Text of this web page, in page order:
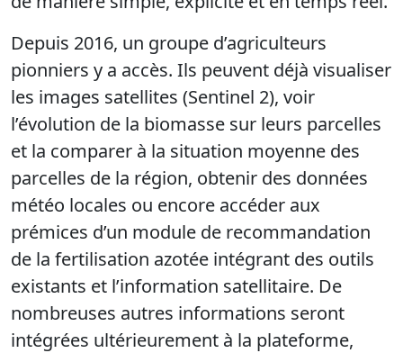
Depuis 2016, un groupe d’agriculteurs
pionniers y a accès. Ils peuvent déjà visualiser
les images satellites (Sentinel 2), voir
l’évolution de la biomasse sur leurs parcelles
et la comparer à la situation moyenne des
parcelles de la région, obtenir des données
météo locales ou encore accéder aux
prémices d’un module de recommandation
de la fertilisation azotée intégrant des outils
existants et l’information satellitaire. De
nombreuses autres informations seront
intégrées ultérieurement à la plateforme,